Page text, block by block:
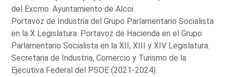
del Excmo. Ayuntamiento de Alcoi.
Portavoz de Industria del Grupo Parlamentario Socialista
en la X Legislatura. Portavoz de Hacienda en el Grupo
Parlamentario Socialista en la XII, XIII y XIV Legislatura.
Secretaria de Industria, Comercio y Turismo de la
Ejecutiva Federal del PSOE (2021-2024).